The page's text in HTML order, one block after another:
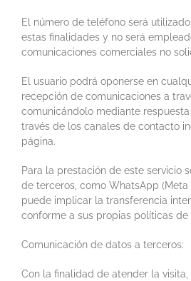
El número de teléfono será
estas finalidades y no será
comunicaciones comerciales no
El usuario podrá oponerse en
recepción de comunicaciones a
comunicándolo mediante
través de los canales de contacto
página.
Para la prestación de este servicio
de terceros, como WhatsApp
puede implicar la transferencia
conforme a sus propias políticas de
Comunicación de datos a terceros:
Con la finalidad de atender la